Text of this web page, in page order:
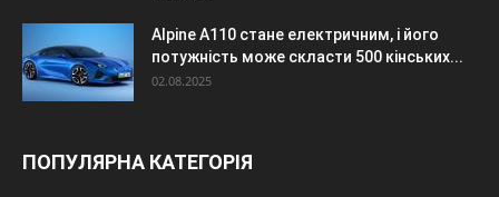
Alpine A110 стане електричним, і його
потужність може скласти 500 кінських...
02.08.2025
ПОПУЛЯРНА КАТЕГОРІЯ